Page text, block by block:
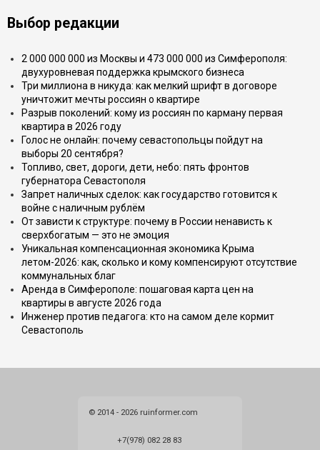
Выбор редакции
2 000 000 000 из Москвы и 473 000 000 из Симферополя:
двухуровневая поддержка крымского бизнеса
Три миллиона в никуда: как мелкий шрифт в договоре
уничтожит мечты россиян о квартире
Разрыв поколений: кому из россиян по карману первая
квартира в 2026 году
Голос не онлайн: почему севастопольцы пойдут на
выборы 20 сентября?
Топливо, свет, дороги, дети, небо: пять фронтов
губернатора Севастополя
Запрет наличных сделок: как государство готовится к
войне с наличным рублём
От зависти к структуре: почему в России ненависть к
сверхбогатым — это не эмоция
Уникальная компенсационная экономика Крыма
летом-2026: как, сколько и кому компенсируют отсутствие
коммунальных благ
Аренда в Симферополе: пошаговая карта цен на
квартиры в августе 2026 года
Инженер против педагога: кто на самом деле кормит
Севастополь
© 2014 - 2026 ruinformer.com
+7(978) 082 28 83